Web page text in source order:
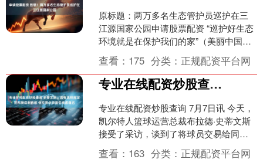
原标题：两万多名生态管护员巡护在三
江源国家公园申请股票配资 “巡护好生态
环境就是在保护我们的家”（美丽中国行·
探访三江源） 在青海省玉树藏族自治州
治多县索南达杰....
查看： 175 分类： 正规配资平台网
专业在线配资炒股查询 史蒂文斯：若有选择肯定把布朗送到西部 但交易必须首先考虑自己
专业在线配资炒股查询 7月7日讯 今天，
凯尔特人篮球运营总裁布拉德·史蒂文斯
接受了采访，谈到了将球员交易给同赛
区对手费城76人。 记者：“我想正如你提
到的，对孩....
查看： 163 分类： 正规配资平台网